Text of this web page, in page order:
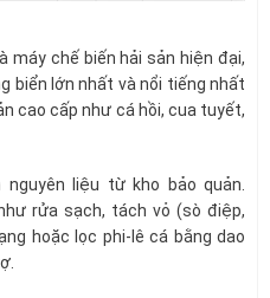
máy chế biến hải sản hiện đại,
biển lớn nhất và nổi tiếng nhất
cao cấp như cá hồi, cua tuyết,
nguyên liệu từ kho bảo quản.
rửa sạch, tách vỏ (sò điệp,
hoặc lọc phi-lê cá bằng dao